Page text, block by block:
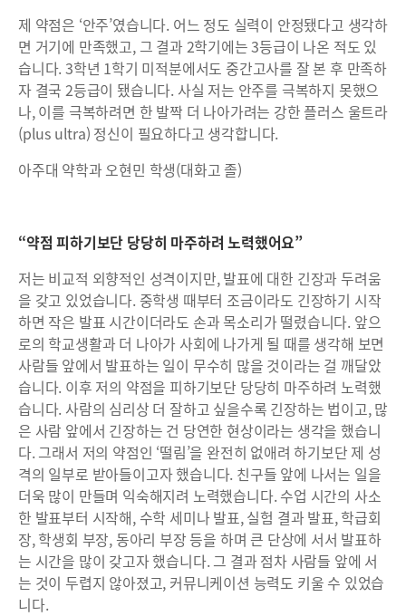
제 약점은 ‘안주’였습니다. 어느 정도 실력이 안정됐다고 생각하
면 거기에 만족했고, 그 결과 2학기에는 3등급이 나온 적도 있
습니다. 3학년 1학기 미적분에서도 중간고사를 잘 본 후 만족하
자 결국 2등급이 됐습니다. 사실 저는 안주를 극복하지 못했으
나, 이를 극복하려면 한 발짝 더 나아가려는 강한 플러스 울트라
(plus ultra) 정신이 필요하다고 생각합니다.
아주대 약학과 오현민 학생(대화고 졸)
“약점 피하기보단 당당히 마주하려 노력했어요”
저는 비교적 외향적인 성격이지만, 발표에 대한 긴장과 두려움
을 갖고 있었습니다. 중학생 때부터 조금이라도 긴장하기 시작
하면 작은 발표 시간이더라도 손과 목소리가 떨렸습니다. 앞으
로의 학교생활과 더 나아가 사회에 나가게 될 때를 생각해 보면
사람들 앞에서 발표하는 일이 무수히 많을 것이라는 걸 깨달았
습니다. 이후 저의 약점을 피하기보단 당당히 마주하려 노력했
습니다. 사람의 심리상 더 잘하고 싶을수록 긴장하는 법이고, 많
은 사람 앞에서 긴장하는 건 당연한 현상이라는 생각을 했습니
다. 그래서 저의 약점인 ‘떨림’을 완전히 없애려 하기보단 제 성
격의 일부로 받아들이고자 했습니다. 친구들 앞에 나서는 일을
더욱 많이 만들며 익숙해지려 노력했습니다. 수업 시간의 사소
한 발표부터 시작해, 수학 세미나 발표, 실험 결과 발표, 학급회
장, 학생회 부장, 동아리 부장 등을 하며 큰 단상에 서서 발표하
는 시간을 많이 갖고자 했습니다. 그 결과 점차 사람들 앞에 서
는 것이 두렵지 않아졌고, 커뮤니케이션 능력도 키울 수 있었습
니다.